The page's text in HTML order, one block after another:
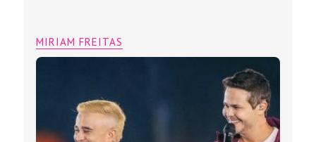
MIRIAM FREITAS